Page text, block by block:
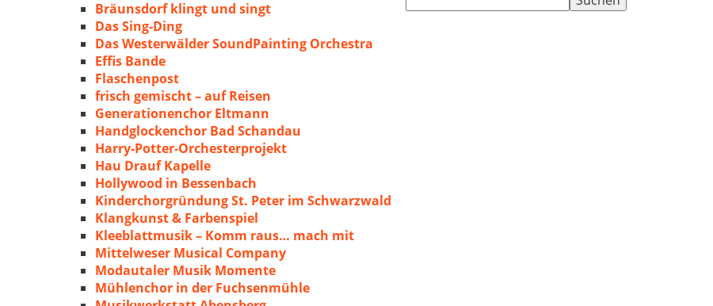
nach:
Bräunsdorf klingt und singt
Das Sing-Ding
Das Westerwälder SoundPainting Orchestra
Effis Bande
Flaschenpost
frisch gemischt – auf Reisen
Generationenchor Eltmann
Handglockenchor Bad Schandau
Harry-Potter-Orchesterprojekt
Hau Drauf Kapelle
Hollywood in Bessenbach
Kinderchorgründung St. Peter im Schwarzwald
Klangkunst & Farbenspiel
Kleeblattmusik – Komm raus… mach mit
Mittelweser Musical Company
Modautaler Musik Momente
Mühlenchor in der Fuchsenmühle